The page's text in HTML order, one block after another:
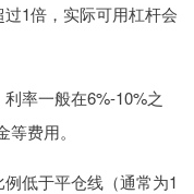
1倍，实际可用杠杆会
率一般在6%-10%之
费用。
低于平仓线（通常为1